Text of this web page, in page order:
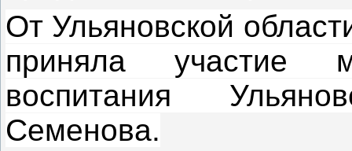
От Ульяновской
приняла участие
воспитания
Семенова.